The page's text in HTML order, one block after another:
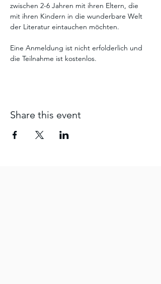
zwischen 2-6 Jahren mit ihren Eltern, die
mit ihren Kindern in die wunderbare Welt
der Literatur eintauchen möchten.
Eine Anmeldung ist nicht erfolderlich und
die Teilnahme ist kostenlos.
Share this event